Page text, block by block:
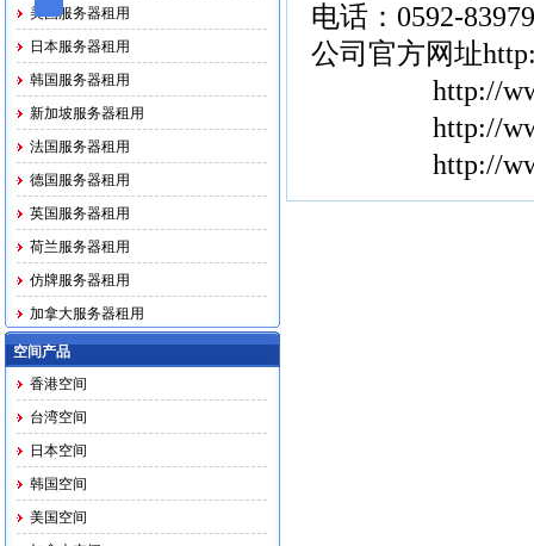
美国服务器租用
日本服务器租用
韩国服务器租用
新加坡服务器租用
法国服务器租用
德国服务器租用
英国服务器租用
荷兰服务器租用
仿牌服务器租用
加拿大服务器租用
马印越泰务器租用
空间产品
香港空间
台湾空间
日本空间
韩国空间
美国空间
电话：0592-
公司官方网址
http://
http://
http://